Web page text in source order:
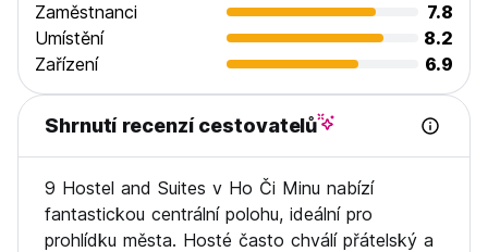
Zaměstnanci
7.8
Umístění
8.2
Zařízení
6.9
Shrnutí recenzí cestovatelů
9 Hostel and Suites v Ho Či Minu nabízí
fantastickou centrální polohu, ideální pro
prohlídku města. Hosté často chválí přátelský a